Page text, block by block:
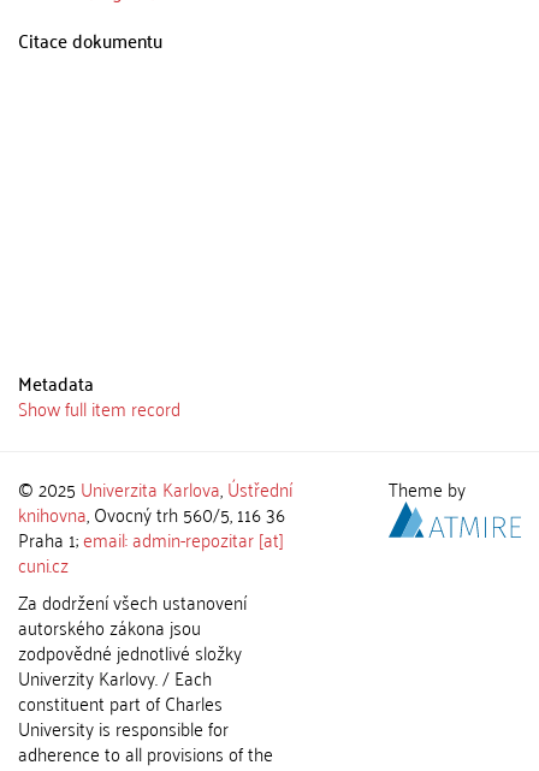
Citace dokumentu
Metadata
Show full item record
© 2025 Univerzita Karlova,Ústřední
knihovna, Ovocný trh 560/5, 116 36
Praha 1;email: admin-repozitar [at]
cuni.cz
Za dodržení všech ustanovení
autorského zákona jsou
zodpovědné jednotlivé složky
Univerzity Karlovy. / Each
constituent part of Charles
University is responsible for
adherence to all provisions of the
Theme by